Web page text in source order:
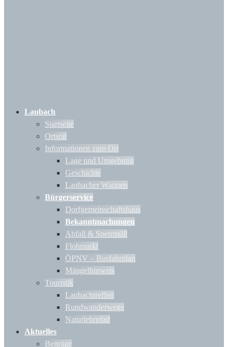
Laubach
Startseite
Ortsrat
Informationen zum Ort
Lage und Umgebung
Geschichte
Laubacher Wappen
Bürgerservice
Dorfgemeinschaftshaus
Bekanntmachungen
Abfall & Sperrmüll
Flohmarkt
ÖPNV – Busfahrplan
Mängelhinweis
Touristik
Laubachtreffen
Rundwanderwege
Naturlehrpfad
Aktuelles
Beiträge